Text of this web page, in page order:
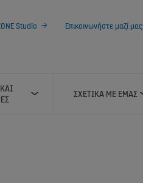
Studio Επικοινωνήστε μαζί μας
ΣΧΕΤΙΚΆ ΜΕ ΕΜΆΣ